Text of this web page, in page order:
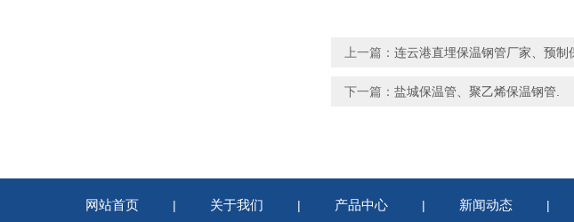
上一篇： 连云港直埋保温钢管厂家、预制
下一篇： 盐城保温管、聚乙烯保温钢管.
网站首页 | 关于我们 | 产品中心 | 新闻动态 |